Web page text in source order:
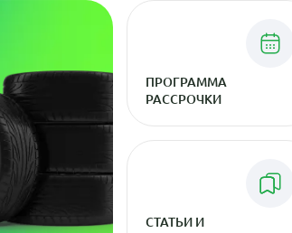
ПРОГРАММА
РАССРОЧКИ
СТАТЬИ И